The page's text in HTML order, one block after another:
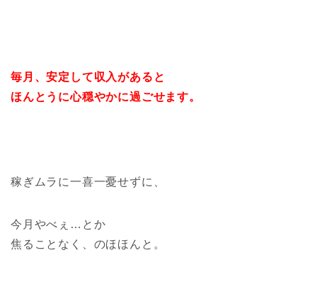
毎月、安定して収入があると
ほんとうに心穏やかに過ごせます。
稼ぎムラに一喜一憂せずに、
今月やべぇ…とか
焦ることなく、のほほんと。